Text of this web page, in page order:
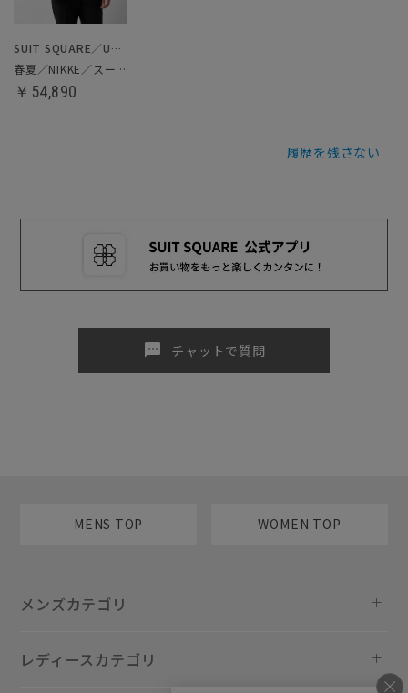
SUIT SQUARE／UNIVERSAL LANGUAGE
春夏／NIKKE／スーツ／サマーフォーマル
￥54,890
履歴を残さない
sms チャットで質問
MENS TOP WOMEN TOP
メンズカテゴリ
レディースカテゴリ